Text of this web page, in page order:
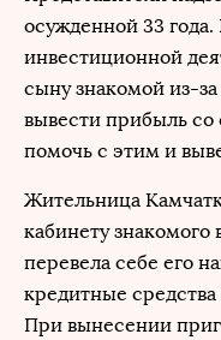
осужденной 33
инвестиционной
сыну знакомой из-
вывести прибыль
помочь с этим и
Жительница
кабинету
перевела себе его
кредитные
При вынесении